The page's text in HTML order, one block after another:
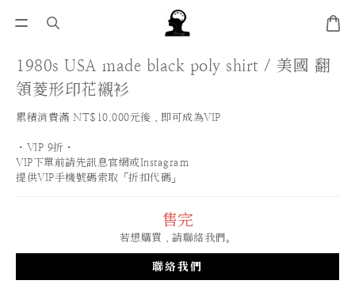
1980s USA made black poly shirt / 美國 翻
領菱形印花襯衫
累積消費滿 NT$10,000元後，即可成為VIP
・VIP 9折・
VIP下單前請先訊息官網或Instagram
提供VIP手機號碼索取「折扣代碼」
售完
若想購買，請聯絡我們。
聯絡我們